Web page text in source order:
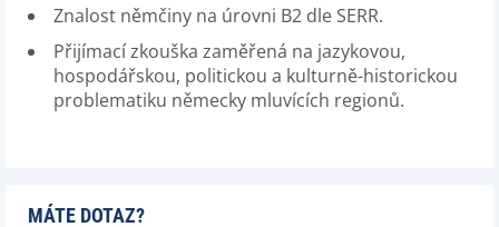
Znalost němčiny na úrovni B2 dle SERR.
Přijímací zkouška zaměřená na jazykovou,
hospodářskou, politickou a kulturně-historickou
problematiku německy mluvících regionů.
MÁTE DOTAZ?